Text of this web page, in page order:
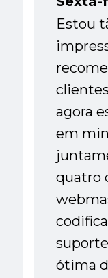
Estou
agora
em
quatro
ótima